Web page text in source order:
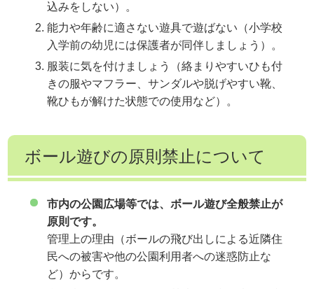
込みをしない）。
能力や年齢に適さない遊具で遊ばない（小学校
入学前の幼児には保護者が同伴しましょう）。
服装に気を付けましょう（絡まりやすいひも付
きの服やマフラー、サンダルや脱げやすい靴、
靴ひもが解けた状態での使用など）。
ボール遊びの原則禁止について
市内の公園広場等では、ボール遊び全般禁止が
原則です。
管理上の理由（ボールの飛び出しによる近隣住
民への被害や他の公園利用者への迷惑防止な
ど）からです。